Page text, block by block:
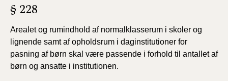
§ 228
Arealet og rumindhold af normalklasserum i skoler og
lignende samt af opholdsrum i daginstitutioner for
pasning af børn skal være passende i forhold til antallet af
børn og ansatte i institutionen.